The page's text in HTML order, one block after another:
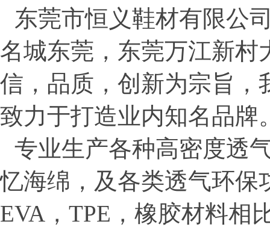
东莞市恒义鞋材有限公
名城东莞，东莞万江新村
信，品质，创新为宗旨，
致力于打造业内知名品牌
专业生产各种高密度透
忆海绵，及各类透气环保
EVA，TPE，橡胶材料相